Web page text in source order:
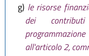
g) le risorse
dei
all'articolo 2,